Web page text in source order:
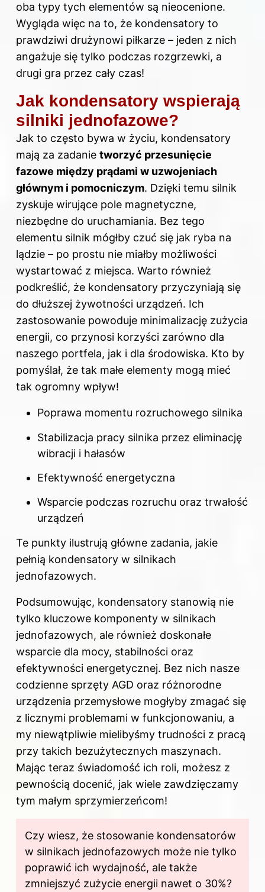
oba typy tych elementów są nieocenione.
Wygląda więc na to, że kondensatory to
prawdziwi drużynowi piłkarze – jeden z nich
angażuje się tylko podczas rozgrzewki, a
drugi gra przez cały czas!
Jak kondensatory wspierają
silniki jednofazowe?
Jak to często bywa w życiu, kondensatory
mają za zadanie tworzyć przesunięcie
fazowe między prądami w uzwojeniach
głównym i pomocniczym. Dzięki temu silnik
zyskuje wirujące pole magnetyczne,
niezbędne do uruchamiania. Bez tego
elementu silnik mógłby czuć się jak ryba na
lądzie – po prostu nie miałby możliwości
wystartować z miejsca. Warto również
podkreślić, że kondensatory przyczyniają się
do dłuższej żywotności urządzeń. Ich
zastosowanie powoduje minimalizację zużycia
energii, co przynosi korzyści zarówno dla
naszego portfela, jak i dla środowiska. Kto by
pomyślał, że tak małe elementy mogą mieć
tak ogromny wpływ!
Poprawa momentu rozruchowego silnika
Stabilizacja pracy silnika przez eliminację
wibracji i hałasów
Efektywność energetyczna
Wsparcie podczas rozruchu oraz trwałość
urządzeń
Te punkty ilustrują główne zadania, jakie
pełnią kondensatory w silnikach
jednofazowych.
Podsumowując, kondensatory stanowią nie
tylko kluczowe komponenty w silnikach
jednofazowych, ale również doskonałe
wsparcie dla mocy, stabilności oraz
efektywności energetycznej. Bez nich nasze
codzienne sprzęty AGD oraz różnorodne
urządzenia przemysłowe mogłyby zmagać się
z licznymi problemami w funkcjonowaniu, a
my niewątpliwie mielibyśmy trudności z pracą
przy takich bezużytecznych maszynach.
Mając teraz świadomość ich roli, możesz z
pewnością docenić, jak wiele zawdzięczamy
tym małym sprzymierzeńcom!
Czy wiesz, że stosowanie kondensatorów
w silnikach jednofazowych może nie tylko
poprawić ich wydajność, ale także
zmniejszyć zużycie energii nawet o 30%?